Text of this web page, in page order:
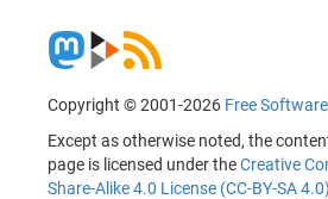
Copyright © 2001-2026 Free
Except as otherwise noted, the
page is licensed under theCreative
Share-Alike 4.0 License (CC-BY-SA 4.0)